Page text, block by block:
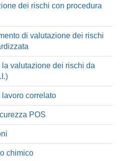
dei rischi con procedura
di valutazione dei rischi
valutazione dei rischi da
correlato
POS
chimico